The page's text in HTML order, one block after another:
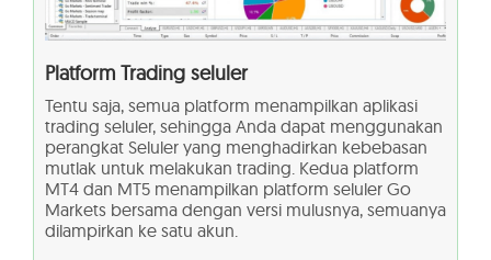
Platform Trading seluler
Tentu saja, semua platform menampilkan aplikasi
trading seluler, sehingga Anda dapat menggunakan
perangkat Seluler yang menghadirkan kebebasan
mutlak untuk melakukan trading. Kedua platform
MT4 dan MT5 menampilkan platform seluler Go
Markets bersama dengan versi mulusnya, semuanya
dilampirkan ke satu akun.